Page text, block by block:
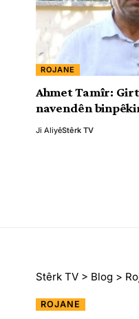
ROJANE
Ahmet Tamîr:
navendên
Ji AliyêStêrk TV
Stêrk TV > Blog >
ROJANE